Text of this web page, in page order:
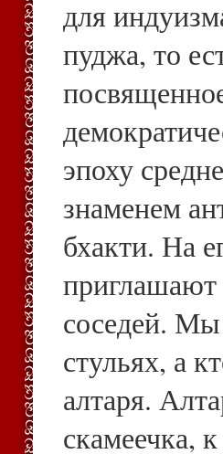
для
пуджа, то
эпоху
знаменем
бхакти. На
приглашают
соседей.
стульях, а
алтаря.
скамеечка,